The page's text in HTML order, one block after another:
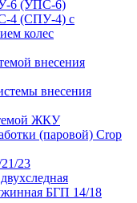
6 (УПС-6)
4 (СПУ-4) с
колес
внесения
внесения
ЖКУ
(паровой) Crop
23
БГП 14/18